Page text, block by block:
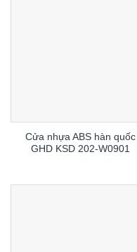
Cửa nhựa ABS hàn quốc
GHD KSD 202-W0901